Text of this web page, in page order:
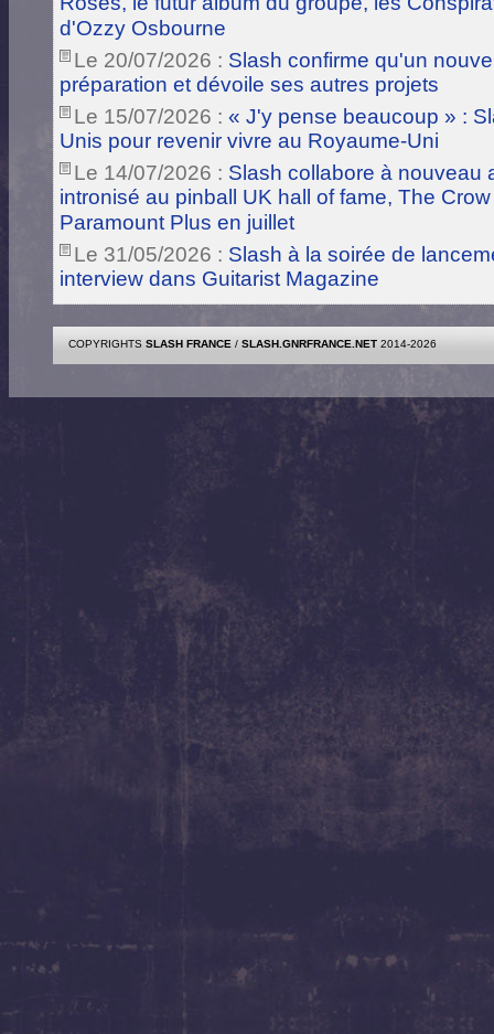
d'Ozzy Osbourne
Le 20/07/2026 : Slash confirme qu'un
préparation et dévoile ses autres projets
Le 15/07/2026 : « J'y pense beaucoup » :
Unis pour revenir vivre au Royaume-Uni
Le 14/07/2026 : Slash collabore à nouveau
intronisé au pinball UK hall of fame, The
Paramount Plus en juillet
Le 31/05/2026 : Slash à la soirée de
interview dans Guitarist Magazine
COPYRIGHTS SLASH FRANCE / SLASH.GNRFRANCE.NET 2014-2026